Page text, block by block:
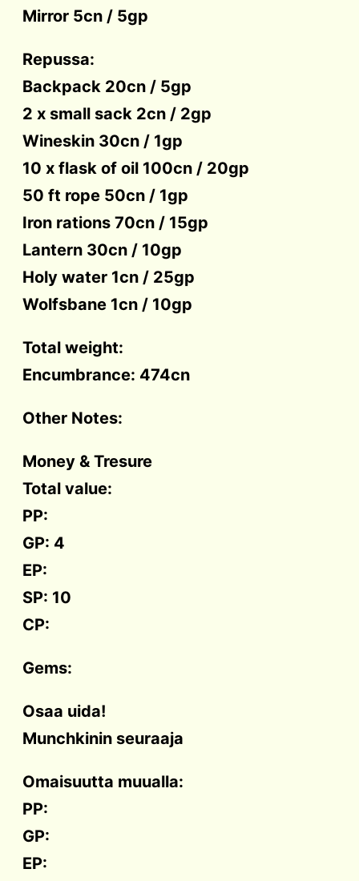
Mirror 5cn / 5gp
Repussa:
Backpack 20cn / 5gp
2 x small sack 2cn / 2gp
Wineskin 30cn / 1gp
10 x flask of oil 100cn / 20gp
50 ft rope 50cn / 1gp
Iron rations 70cn / 15gp
Lantern 30cn / 10gp
Holy water 1cn / 25gp
Wolfsbane 1cn / 10gp
Total weight:
Encumbrance: 474cn
Other Notes:
Money & Tresure
Total value:
PP:
GP: 4
EP:
SP: 10
CP:
Gems:
Osaa uida!
Munchkinin seuraaja
Omaisuutta muualla:
PP:
GP:
EP: